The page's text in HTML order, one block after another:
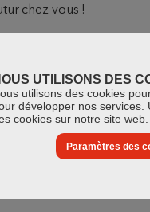
chez-vous !
votre projet...
UTILISONS DES
utilisons des cookies
développer nos
cookies sur notre site web.
Paramètres des